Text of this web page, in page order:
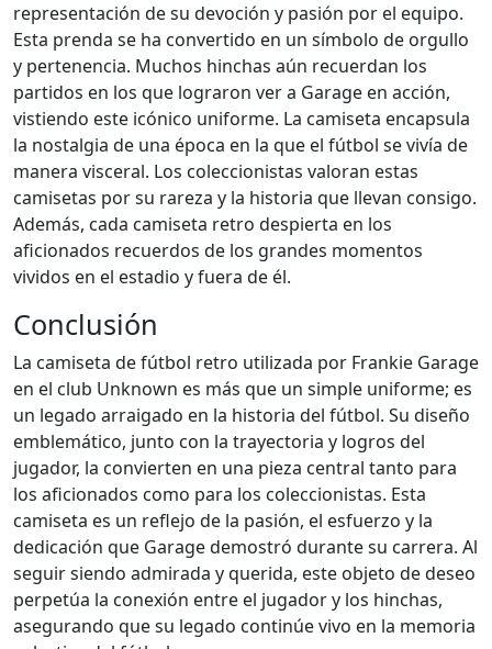
representación de su devoción y pasión por el equipo.
Esta prenda se ha convertido en un símbolo de orgullo
y pertenencia. Muchos hinchas aún recuerdan los
partidos en los que lograron ver a Garage en acción,
vistiendo este icónico uniforme. La camiseta encapsula
la nostalgia de una época en la que el fútbol se vivía de
manera visceral. Los coleccionistas valoran estas
camisetas por su rareza y la historia que llevan consigo.
Además, cada camiseta retro despierta en los
aficionados recuerdos de los grandes momentos
vividos en el estadio y fuera de él.
Conclusión
La camiseta de fútbol retro utilizada por Frankie Garage
en el club Unknown es más que un simple uniforme; es
un legado arraigado en la historia del fútbol. Su diseño
emblemático, junto con la trayectoria y logros del
jugador, la convierten en una pieza central tanto para
los aficionados como para los coleccionistas. Esta
camiseta es un reflejo de la pasión, el esfuerzo y la
dedicación que Garage demostró durante su carrera. Al
seguir siendo admirada y querida, este objeto de deseo
perpetúa la conexión entre el jugador y los hinchas,
asegurando que su legado continúe vivo en la memoria